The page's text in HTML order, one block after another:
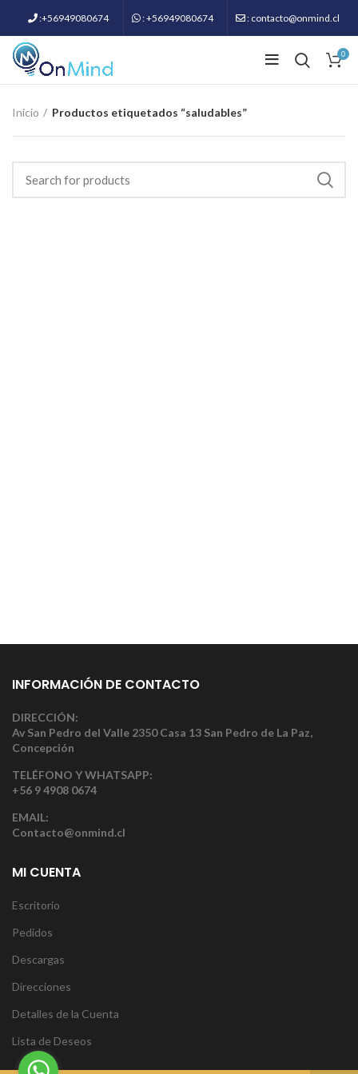
:+56949080674 : +56949080674 : contacto@onmind.cl
0
Inicio Productos etiquetados “saludables”
INFORMACIÓN DE CONTACTO
DIRECCIÓN:
Av San Pedro del Valle 2350 Casa 13 San Pedro de La Paz,
Concepción
TELÉFONO Y WHATSAPP:
+56 9 4908 0674
EMAIL:
Contacto@onmind.cl
MI CUENTA
Escritorio
Pedidos
Descargas
Direcciones
Detalles de la Cuenta
Lista de Deseos